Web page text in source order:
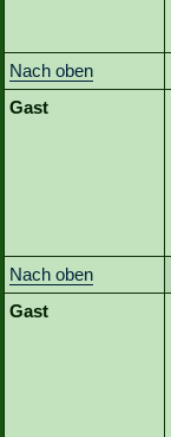
Nach oben
Gast
Nach oben
Gast